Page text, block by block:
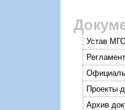
Устав
Проекты
Архив